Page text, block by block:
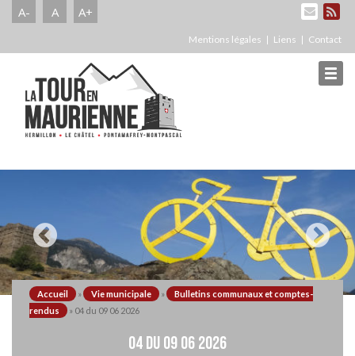
A- A A+
Mentions légales Liens Contact
Accueil » Vie municipale »
Bulletins communaux et comptes-
rendus
» 04 du 09 06 2026
04 DU 09 06 2026